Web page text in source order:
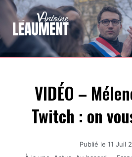
VIDÉO –
Twitch : on
Publié le 11 Juil